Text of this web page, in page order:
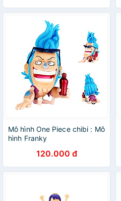
Mô hình One Piece chibi : Mô
hình Franky
120.000 đ